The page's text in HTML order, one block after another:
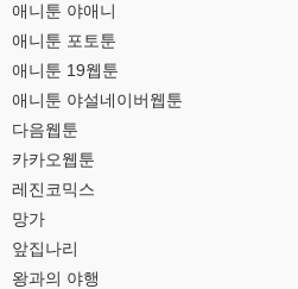
애니툰 야애니
애니툰 포토툰
애니툰 19웹툰
애니툰 야설네이버웹툰
다음웹툰
카카오웹툰
레진코믹스
망가
앞집나리
왕과의 야행